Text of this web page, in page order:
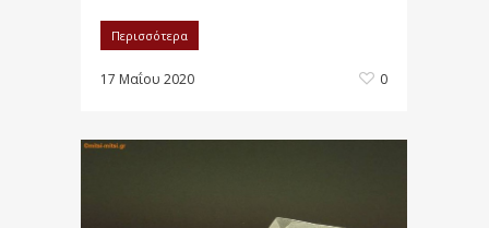
Περισσότερα
17 Μαΐου 2020 0